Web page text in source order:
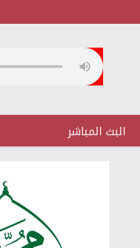
البث المباشر